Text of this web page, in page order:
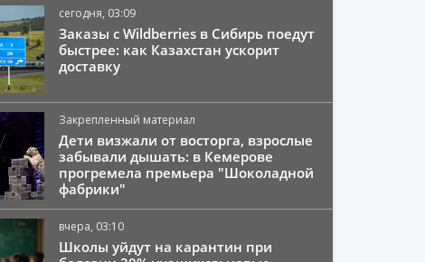
сегодня, 03:09
Заказы с Wildberries в Сибирь поедут
быстрее: как Казахстан ускорит
доставку
Закрепленный материал
Дети визжали от восторга, взрослые
забывали дышать: в Кемерове
прогремела премьера "Шоколадной
фабрики"
вчера, 03:10
Школы уйдут на карантин при